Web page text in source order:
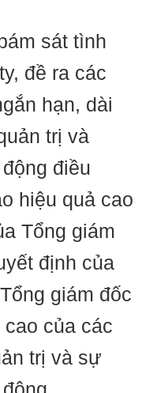
sát tình
đề ra các
hạn, dài
trị và
điều
hiệu quả cao
Tổng giám
định của
giám đốc
của các
trị và sự